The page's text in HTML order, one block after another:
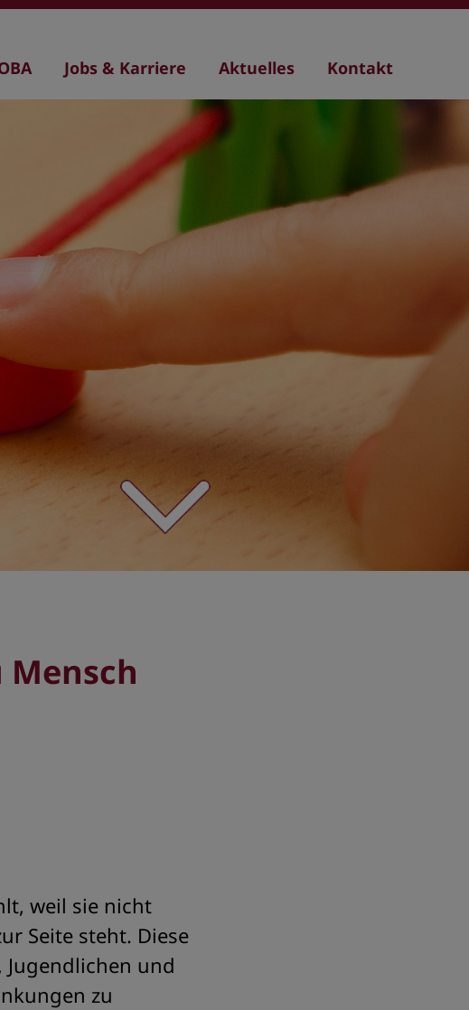
Jobs & Karriere Aktuelles Kontakt
Mensch
weil sie nicht
Seite steht. Diese
und
zu